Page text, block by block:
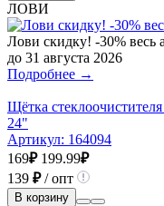
ЛОВИ
Лови скидку! -30% весь
до 31 августа 2026
Подробнее →
Щётка
24"
Артикул: 164094
169₽ 199.99₽
139 ₽/ опт
В корзину